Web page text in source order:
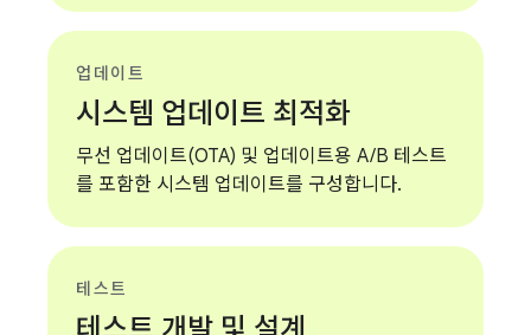
업데이트
시스템 업데이트 최적화
무선 업데이트(OTA) 및 업데이트용 A/B 테스트
를 포함한 시스템 업데이트를 구성합니다.
테스트